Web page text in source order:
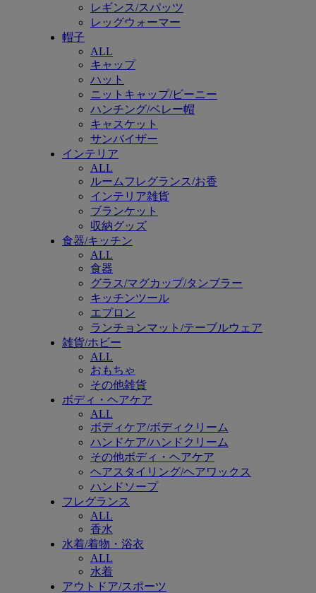
レギンス/スパッツ
レッグウォーマー
帽子
ALL
キャップ
ハット
ニットキャップ/ビーニー
ハンチング/ベレー帽
キャスケット
サンバイザー
インテリア
ALL
ルームフレグランス/お香
インテリア雑貨
ブランケット
収納グッズ
食器/キッチン
ALL
食器
グラス/マグカップ/タンブラー
キッチンツール
エプロン
ランチョンマット/テーブルウェア
雑貨/ホビー
ALL
おもちゃ
その他雑貨
ボディ・ヘアケア
ALL
ボディケア/ボディクリーム
ハンドケア/ハンドクリーム
その他ボディ・ヘアケア
ヘアスタイリング/ヘアワックス
ハンドソープ
フレグランス
ALL
香水
水着/着物・浴衣
ALL
水着
アウトドア/スポーツ